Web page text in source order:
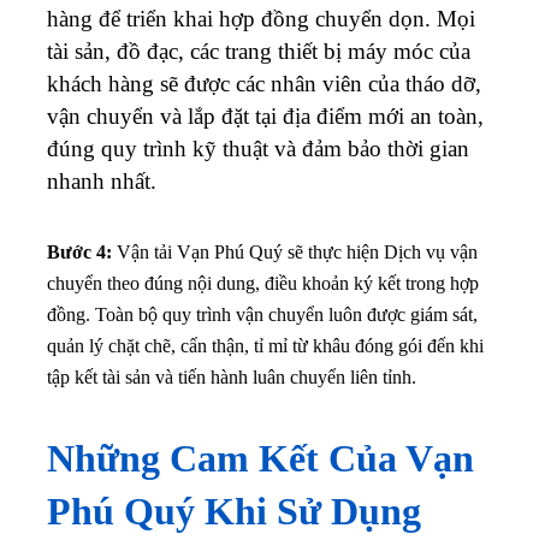
hàng để triển khai hợp đồng chuyển dọn. Mọi
tài sản, đồ đạc, các trang thiết bị máy móc của
khách hàng sẽ được các nhân viên của tháo dỡ,
vận chuyển và lắp đặt tại địa điểm mới an toàn,
đúng quy trình kỹ thuật và đảm bảo thời gian
nhanh nhất.
Bước 4: Vận tải Vạn Phú Quý sẽ thực hiện Dịch vụ vận
chuyển theo đúng nội dung, điều khoản ký kết trong hợp
đồng. Toàn bộ quy trình vận chuyển luôn được giám sát,
quản lý chặt chẽ, cẩn thận, tỉ mỉ từ khâu đóng gói đến khi
tập kết tài sản và tiến hành luân chuyển liên tỉnh.
Những Cam Kết Của Vạn
Phú Quý Khi Sử Dụng